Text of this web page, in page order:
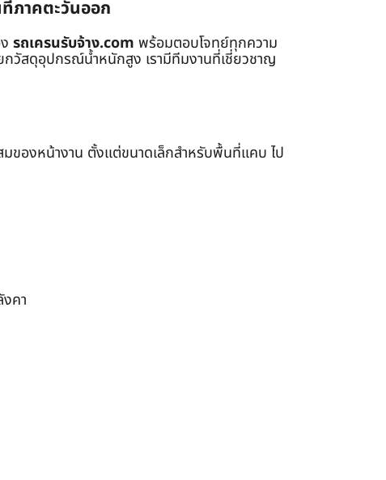
ภาคตะวันออก
รถเครนรับจ้าง.com พร้อมตอบโจทย์ทุกความ
กวัสดุอุปกรณ์น้ำหนักสูง เรามีทีมงานที่เชี่ยวชาญ
มของหน้างาน ตั้งแต่ขนาดเล็กสำหรับพื้นที่แคบ ไป
คา